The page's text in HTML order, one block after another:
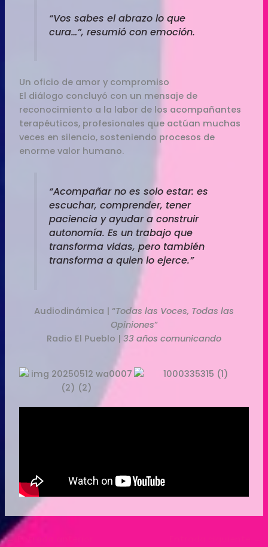
“Vos sabes el abrazo lo que
cura…”, resumió con emoción.
Un oficio de amor y compromiso
El diálogo concluyó con un mensaje de
reconocimiento a la labor de los acompañantes
terapéuticos, profesionales que actúan muchas
veces en silencio, sosteniendo procesos de
enorme valor humano.
“Acompañar no es solo estar: es
escuchar, comprender, tener
paciencia y ayudar a construir
autonomía. Es un trabajo que
transforma vidas, pero también
transforma a quien lo ejerce.”
Audiodinámica | “Todas las Voces, Todas las
Opiniones”
Radio El Pueblo | 33 años comunicando
←